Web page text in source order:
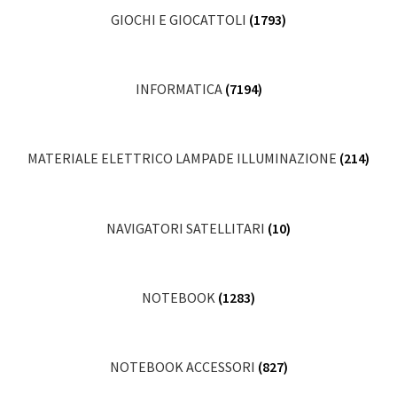
GIOCHI E GIOCATTOLI (1793)
INFORMATICA (7194)
MATERIALE ELETTRICO LAMPADE ILLUMINAZIONE (214)
NAVIGATORI SATELLITARI (10)
NOTEBOOK (1283)
NOTEBOOK ACCESSORI (827)